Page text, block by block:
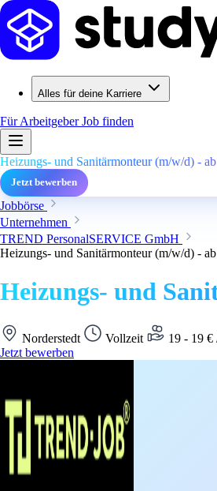
Alles für deine Karriere
Für ArbeitgeberJob finden
Heizungs- und Sanitärmonteur (m/w/d) -
Jetzt bewerben
Jobbörse
Unternehmen
TREND PersonalSERVICE GmbH
Heizungs- und Sanitärmonteur (m/w/d) -
Heizungs- und
Norderstedt Vollzeit 19 - 19 €
Jetzt bewerben